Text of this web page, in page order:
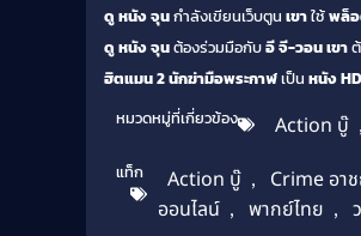
ดู หนังจุนกำลังเขียนเว็บตูน เขาใช้พล็
ดู หนังจุนต้องร่วมมือกับอี จี-วอนเขา
ฮิตแมน 2 นักฆ่ามือพระกาฬเป็น หนัง HD
หมวดหมู่ที่เกี่ยวข้อง
Action บู๊ ,
แท็ก Action บู๊ , Crime อา
ออนไลน์ , พากย์ไทย ,